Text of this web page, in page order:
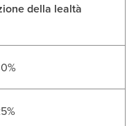
della lealtà